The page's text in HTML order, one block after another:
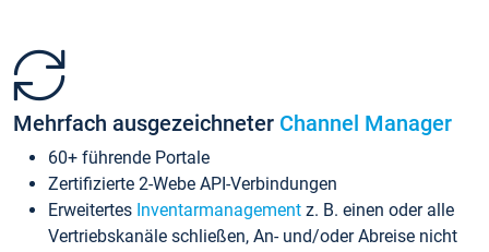
Mehrfach ausgezeichneter Channel Manager
60+ führende Portale
Zertifizierte 2-Webe API-Verbindungen
Erweitertes Inventarmanagement z. B. einen oder alle
Vertriebskanäle schließen, An- und/oder Abreise nicht